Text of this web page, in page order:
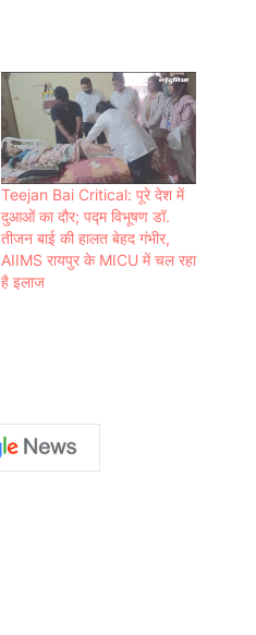
Teejan Bai Critical: पूरे देश में
दुआओं का दौर; पद्म विभूषण डॉ.
तीजन बाई की हालत बेहद गंभीर,
AIIMS रायपुर के MICU में चल रहा
है इलाज